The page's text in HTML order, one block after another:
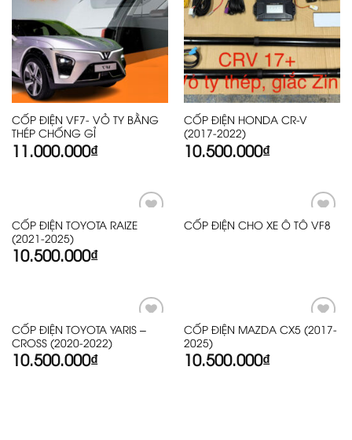
CỐP ĐIỆN VF7- VỎ TY BẰNG
THÉP CHỐNG GỈ
11.000.000₫
CỐP ĐIỆN HONDA CR-V
(2017-2022)
10.500.000₫
Add
CỐP ĐIỆN TOYOTA RAIZE
(2021-2025)
10.500.000₫
Add
CỐP ĐIỆN CHO XE Ô TÔ VF8
Add
CỐP ĐIỆN TOYOTA YARIS –
CROSS (2020-2022)
10.500.000₫
Add
CỐP ĐIỆN MAZDA CX5 (2017-
2025)
10.500.000₫